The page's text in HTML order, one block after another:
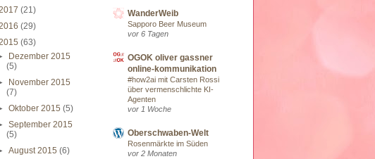
(21)
(29)
(63)
Dezember 2015
(5)
November 2015
(7)
Oktober 2015(5)
September 2015
(5)
August 2015(6)
WanderWeib
Sapporo Beer Museum
vor 6 Tagen
OGOK oliver gassner
online-kommunikation
#how2ai mit Carsten Rossi
über vermenschlichte KI-
Agenten
vor 1 Woche
Oberschwaben-Welt
Rosenmärkte im Süden
vor 2 Monaten